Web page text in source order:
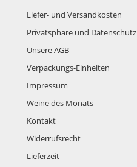
Liefer- und Versandkosten
Privatsphäre und Datenschutz
Unsere AGB
Verpackungs-Einheiten
Impressum
Weine des Monats
Kontakt
Widerrufsrecht
Lieferzeit